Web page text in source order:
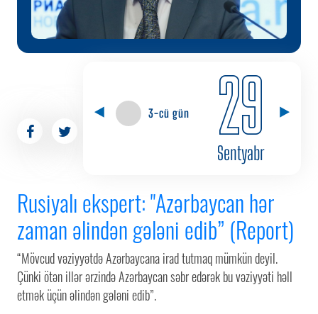
3-cü gün 29
Sentyabr
Rusiyalı ekspert: "Azərbaycan hər
zaman əlindən gələni edib” (Report)
“Mövcud vəziyyətdə Azərbaycana irad tutmaq mümkün deyil.
Çünki ötən illər ərzində Azərbaycan səbr edərək bu vəziyyəti həll
etmək üçün əlindən gələni edib”.